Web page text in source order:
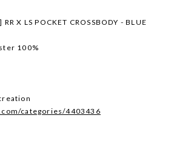
X LS POCKET CROSSBODY - BLUE
100%
categories/4403436